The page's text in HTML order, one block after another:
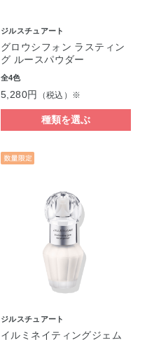
ジルスチュアート
グロウシフォン ラスティン
グ ルースパウダー
全4色
5,280円 （税込）※
種類を選ぶ
ジルスチュアート
イルミネイティングジェム